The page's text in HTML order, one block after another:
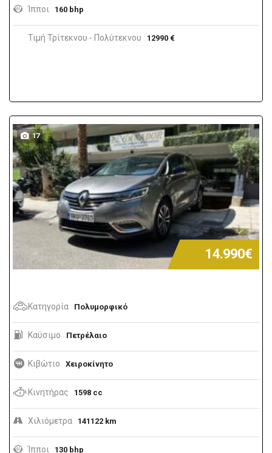
Ίπποι 160 bhp
Τιμή Τρίτεκνου - Πολύτεκνου 12990 €
17
14.990€
Κατηγορία Πολυμορφικό
Καύσιμο Πετρέλαιο
Κιβώτιο Χειροκίνητο
Κινητήρας 1598 cc
Χιλιόμετρα 141122 km
Ίπποι 130 bhp